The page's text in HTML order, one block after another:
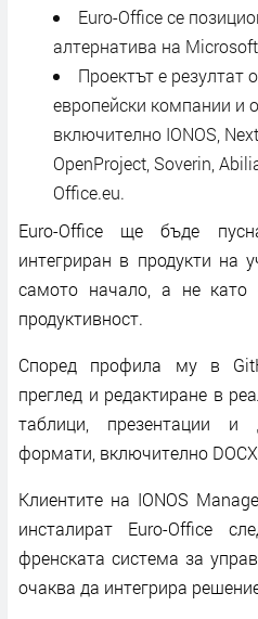
Euro-Office се
алтернатива на
Проектът е резултат
европейски компании и
включително IONOS,
OpenProject, Soverin,
Office.eu.
Euro-Office ще бъде
интегриран в продукти на
самото начало, а не като
продуктивност.
Според профила му в
преглед и редактиране в
таблици, презентации и
формати, включително
Клиентите на IONOS
инсталират Euro-Office
френската система за
очаква да интегрира